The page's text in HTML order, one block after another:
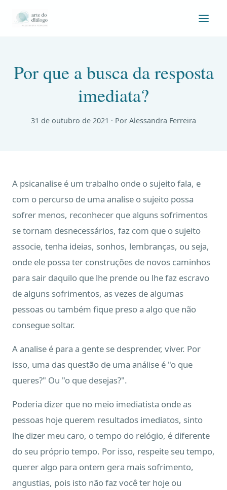
Por que a busca da resposta
imediata?
31 de outubro de 2021 · Por Alessandra Ferreira
A psicanalise é um trabalho onde o sujeito fala, e
com o percurso de uma analise o sujeito possa
sofrer menos, reconhecer que alguns sofrimentos
se tornam desnecessários, faz com que o sujeito
associe, tenha ideias, sonhos, lembranças, ou seja,
onde ele possa ter construções de novos caminhos
para sair daquilo que lhe prende ou lhe faz escravo
de alguns sofrimentos, as vezes de algumas
pessoas ou também fique preso a algo que não
consegue soltar.
A analise é para a gente se desprender, viver. Por
isso, uma das questão de uma análise é "o que
queres?" Ou "o que desejas?".
Poderia dizer que no meio imediatista onde as
pessoas hoje querem resultados imediatos, sinto
lhe dizer meu caro, o tempo do relógio, é diferente
do seu próprio tempo. Por isso, respeite seu tempo,
querer algo para ontem gera mais sofrimento,
angustias, pois isto não faz você ter hoje ou